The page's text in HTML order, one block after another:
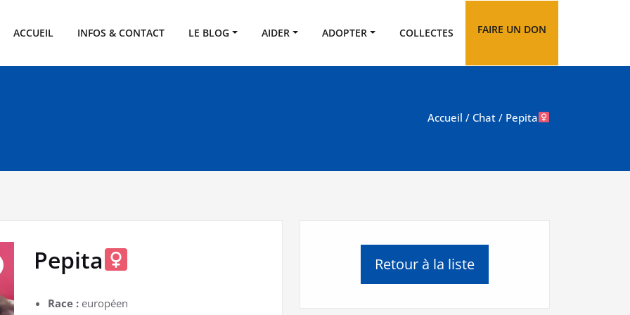
ACCUEIL INFOS & CONTACT LE BLOG AIDER ADOPTER COLLECTES FAIRE UN DON
Accueil / Chat/ Pepita
Pepita
Race : européen
Retour à la liste